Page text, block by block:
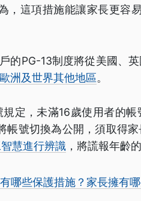
，這項措施能讓家長更容
的PG-13制度將從美國、
洲及世界其他地區。
定，未滿16歲使用者的
帳號切換為公開，須取得
慧進行辨識 ，將謊報年齡
哪些保護措施？家長擁有